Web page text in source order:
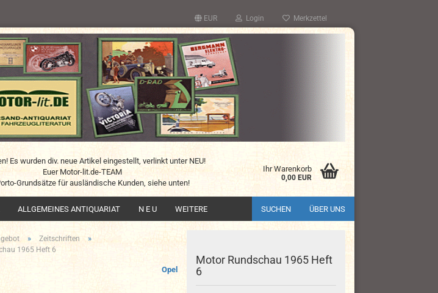
EUR Login Merkzettel
Es wurden div. neue Artikel eingestellt, verlinkt unter NEU!
Euer Motor-lit.de-TEAM
Grundsätze für ausländische Kunden, siehe unten!
Ihr Warenkorb
0,00 EUR
ALLGEMEINES ANTIQUARIAT N E U SUCHEN ÜBER UNS
WEITERE
» Zeitschriften »
1965 Heft 6
Opel
Motor Rundschau 1965 Heft
6